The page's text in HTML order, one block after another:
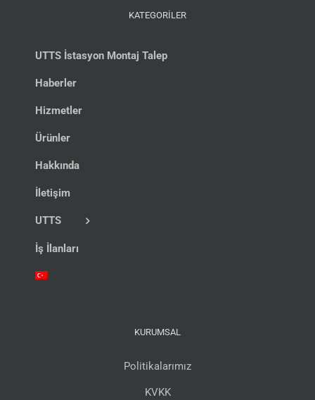
KATEGORİLER
UTTS İstasyon Montaj Talep
Haberler
Hizmetler
Ürünler
Hakkında
İletişim
UTTS
İş İlanları
KURUMSAL
Politikalarımız
KVKK